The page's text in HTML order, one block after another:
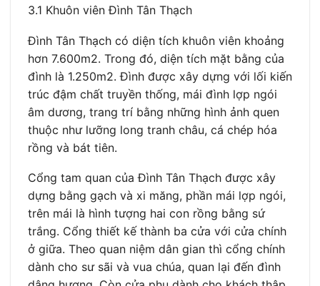
3.1 Khuôn viên Đình Tân Thạch
Đình Tân Thạch có diện tích khuôn viên khoảng
hơn 7.600m2. Trong đó, diện tích mặt bằng của
đình là 1.250m2. Đình được xây dựng với lối kiến
trúc đậm chất truyền thống, mái đình lợp ngói
âm dương, trang trí bằng những hình ảnh quen
thuộc như lưỡng long tranh châu, cá chép hóa
rồng và bát tiên.
Cổng tam quan của Đình Tân Thạch được xây
dựng bằng gạch và xi măng, phần mái lợp ngói,
trên mái là hình tượng hai con rồng bằng sứ
trắng. Cổng thiết kế thành ba cửa với cửa chính
ở giữa. Theo quan niệm dân gian thì cổng chính
dành cho sư sãi và vua chúa, quan lại đến đình